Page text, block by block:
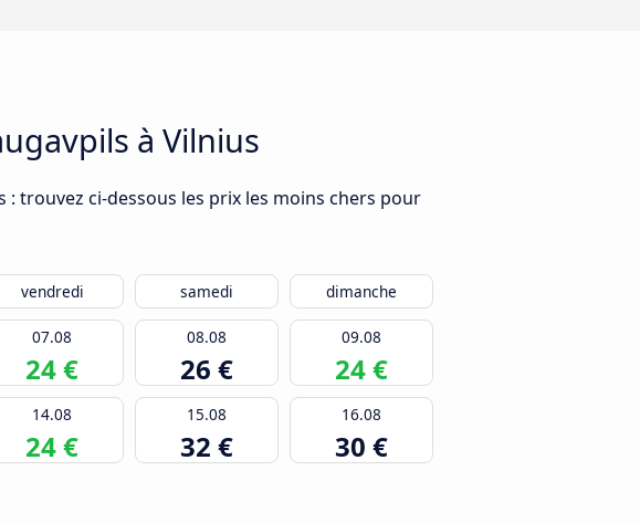
à Vilnius
trouvez ci-dessous les prix les moins chers pour
vendredi samedi dimanche
07.08
24 €
08.08
26 €
09.08
24 €
14.08
24 €
15.08
32 €
16.08
30 €